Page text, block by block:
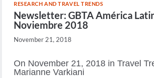
RESEARCH AND TRAVEL TRENDS
Newsletter: GBTA América
Noviembre 2018
November 21, 2018
On November 21, 2018 in Travel
Marianne Varkiani